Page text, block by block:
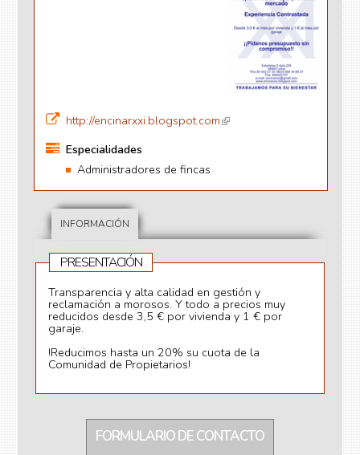
http://encinarxxi.blogspot.com(li
e
r
)
Especialidades
Administradores de fincas
INFORMACIÓN
PRESENTACIÓN
Transparencia y alta calidad en gestión y
reclamación a morosos. Y todo a precios muy
reducidos desde 3,5 € por vivienda y 1 € por
garaje.
!Reducimos hasta un 20% su cuota de la
Comunidad de Propietarios!
FORMULARIO DE CONTACTO